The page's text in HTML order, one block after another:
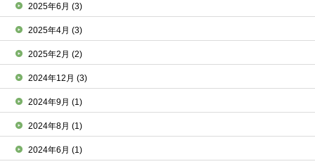
2025年6月(3)
2025年4月(3)
2025年2月(2)
2024年12月(3)
2024年9月(1)
2024年8月(1)
2024年6月(1)